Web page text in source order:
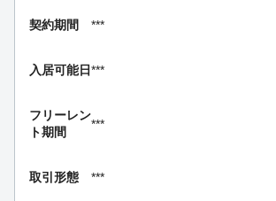
契約期間 ***
入居可能日***
フリーレン
ト期間
***
取引形態 ***